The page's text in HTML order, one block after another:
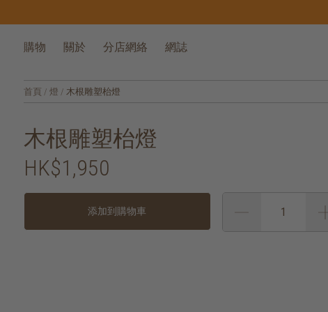
購物 關於 分店網絡 網誌
首頁 / 燈 / 木根雕塑枱燈
木根雕塑枱燈
HK$1,950
添加到購物車